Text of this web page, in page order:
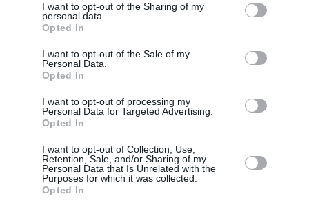
not limited to your visit or usage behaviour. You may click to
grant or deny consent to Google and its third-party tags to
use your data for below specified purposes in below Google
consent section.
I want to opt-out of the Sharing of my
personal data.
Opted In
I want to opt-out of the Sale of my
Personal Data.
Opted In
I want to opt-out of processing my
Personal Data for Targeted Advertising.
Opted In
I want to opt-out of Collection, Use,
Retention, Sale, and/or Sharing of my
Personal Data that Is Unrelated with the
Purposes for which it was collected.
Opted In